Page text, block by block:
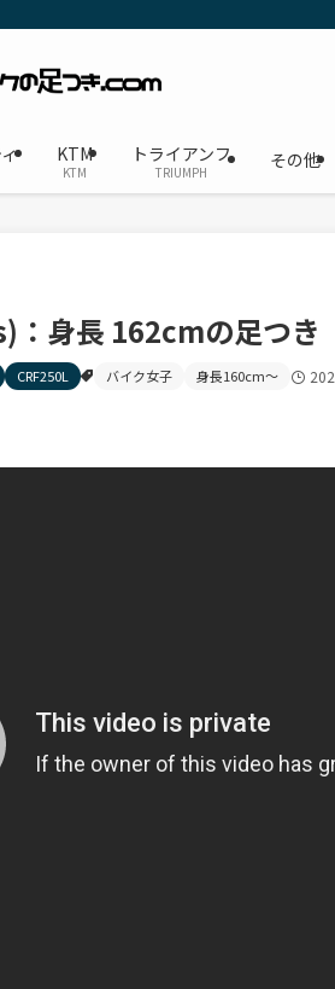
KTM
KTM
トライアンフ
TRIUMPH
その他
：身長 162cmの足つき
CRF250L バイク女子 身長160cm〜